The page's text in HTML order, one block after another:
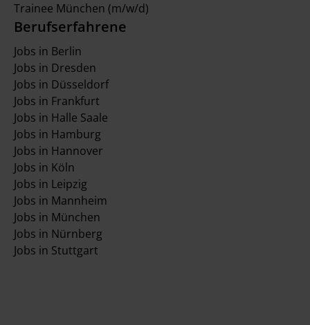
Trainee München (m/w/d)
Berufserfahrene
Jobs in Berlin
Jobs in Dresden
Jobs in Düsseldorf
Jobs in Frankfurt
Jobs in Halle Saale
Jobs in Hamburg
Jobs in Hannover
Jobs in Köln
Jobs in Leipzig
Jobs in Mannheim
Jobs in München
Jobs in Nürnberg
Jobs in Stuttgart